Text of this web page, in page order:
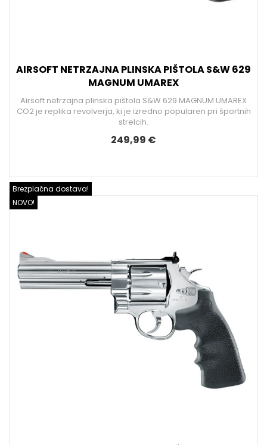
AIRSOFT NETRZAJNA PLINSKA PIŠTOLA S&W 629
MAGNUM UMAREX
Airsoft netrzajna plinska pištola S&W 629 MAGNUM UMAREX
CO2 je replika revolverja, ki je izredno popularen pri športnih
strelcih.
249,99 €
NOVO!
Brezplačna dostava!